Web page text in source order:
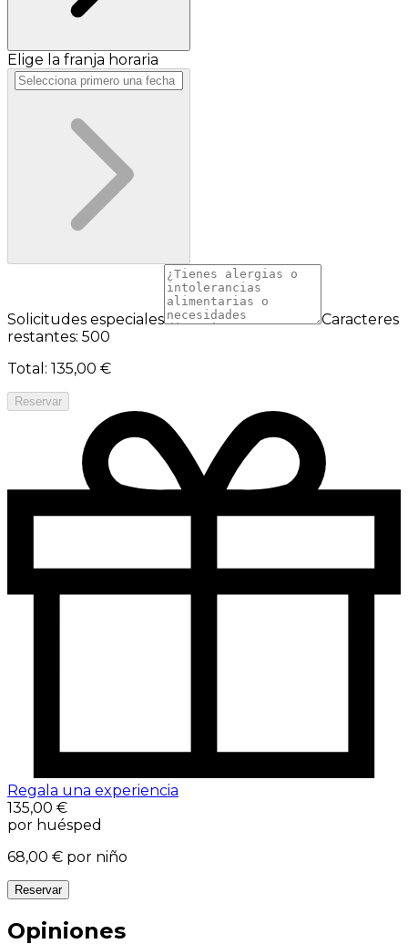
Elige la franja horaria
Solicitudes especiales
Caracteres
restantes: 500
Total : 135,00 €
Reservar
Regala una experiencia
135,00 €
por huésped
68,00 € por niño
Reservar
Opiniones